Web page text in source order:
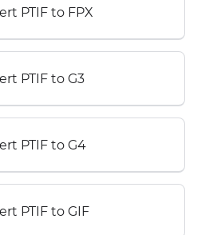
PTIF to FPX
PTIF to G3
PTIF to G4
PTIF to GIF